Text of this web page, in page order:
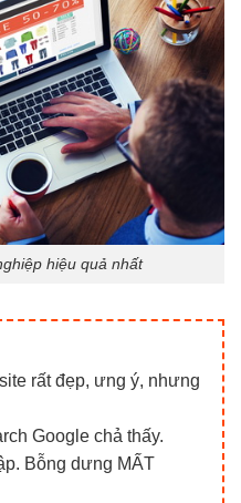
hiệu quả nhất
rất đẹp, ưng ý, nhưng
Google chả thấy.
Bỗng dưng MẤT